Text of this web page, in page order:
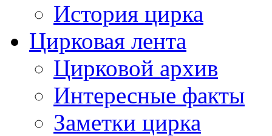
История цирка
Цирковая лента
Цирковой архив
Интересные факты
Заметки цирка